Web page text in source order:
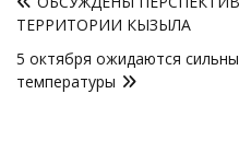
по
записям
ТЕРРИТОРИИ КЫЗЫЛА
5 октября ожидаются
температуры